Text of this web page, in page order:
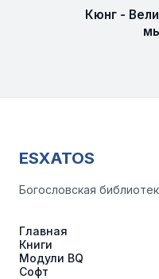
Кюнг -
ESXATOS
Богословская
Главная
Книги
Модули BQ
Софт